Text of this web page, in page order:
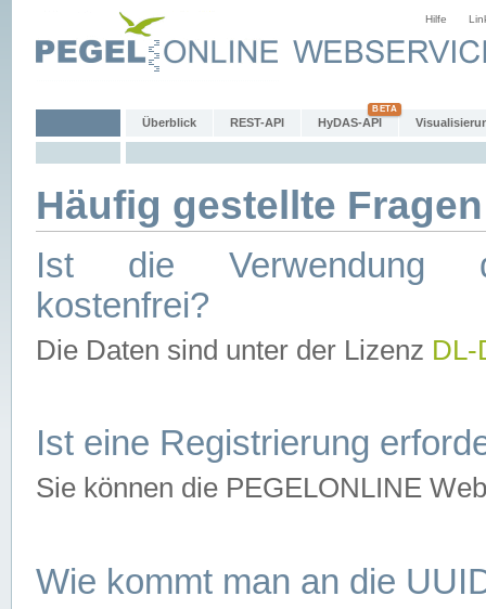
Hilfe
Überblick REST-API HyDAS-API
Häufig gestellte
Ist die Verwendung
kostenfrei?
Die Daten sind unter der Lizenz
Ist eine Registrierung
Sie können die PEGELONLINE
Wie kommt man an die